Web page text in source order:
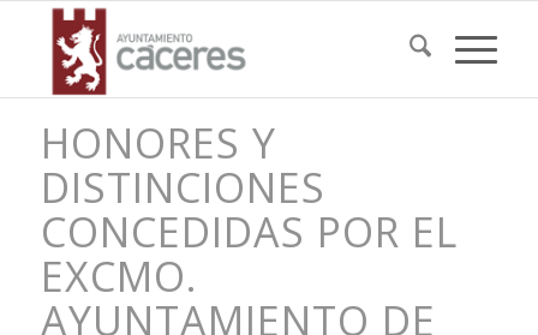
HONORES Y
DISTINCIONES
CONCEDIDAS POR EL
EXCMO.
AYUNTAMIENTO DE